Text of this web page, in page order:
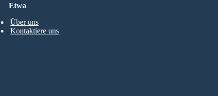
Etwa
Über uns
Kontaktiere uns